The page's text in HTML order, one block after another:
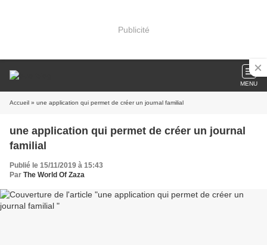
Publicité
MENU
Accueil » une application qui permet de créer un journal familial
une application qui permet de créer un journal
familial
Publié le 15/11/2019 à 15:43
Par The World Of Zaza